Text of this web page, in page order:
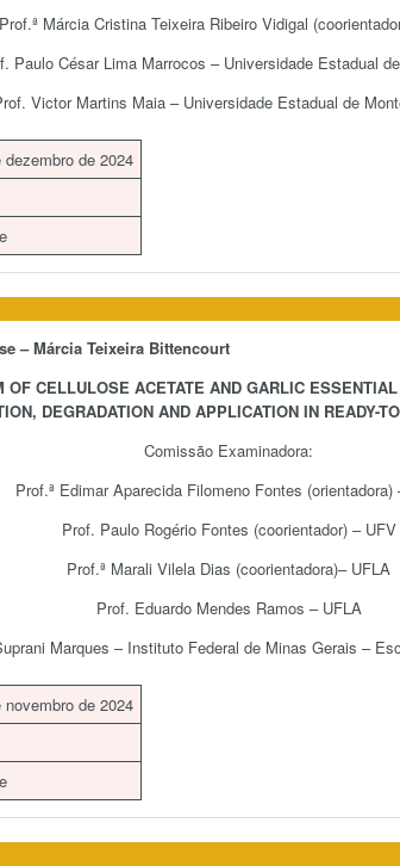
Prof.ª Márcia Cristina Teixeira Ribeiro Vidigal
Paulo César Lima Marrocos – Universidade Estadual
Victor Martins Maia – Universidade Estadual de
dezembro de 2024
–Márcia Teixeira Bittencourt
OF CELLULOSE ACETATE AND GARLIC
DEGRADATION AND APPLICATION IN READY-
Comissão Examinadora:
Prof.ª Edimar Aparecida Filomeno Fontes (orientadora)
Prof. Paulo Rogério Fontes (coorientador) – UFV
Prof.ª Marali Vilela Dias (coorientadora)– UFLA
Prof. Eduardo Mendes Ramos – UFLA
Marques – Instituto Federal de Minas Gerais –
novembro de 2024